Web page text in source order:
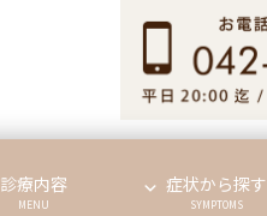
診療内容
MENU
症状から探す
SYMPTOMS